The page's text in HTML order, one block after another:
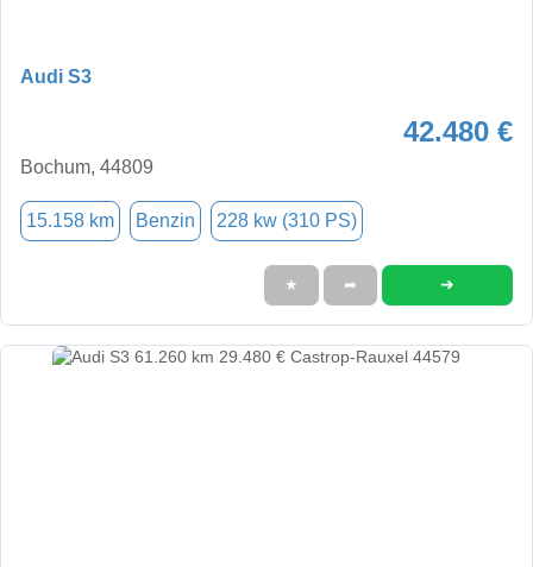
Audi S3
42.480 €
Bochum, 44809
15.158 km Benzin 228 kw (310 PS)
★ ➦ ➜